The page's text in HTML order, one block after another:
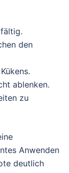
den
ablenken.
zu
Anwenden
deutlich